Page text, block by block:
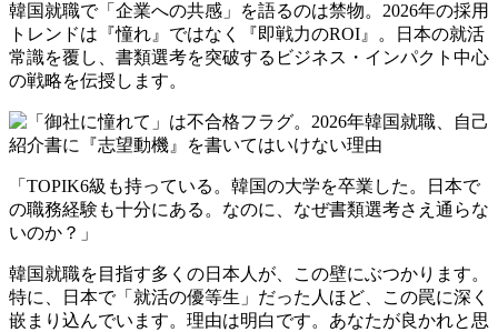
韓国就職で「企業への共感」を語るのは禁物。2026年の採用
トレンドは『憧れ』ではなく『即戦力のROI』。日本の就活
常識を覆し、書類選考を突破するビジネス・インパクト中心
の戦略を伝授します。
「TOPIK6級も持っている。韓国の大学を卒業した。日本で
の職務経験も十分にある。なのに、なぜ書類選考さえ通らな
いのか？」
韓国就職を目指す多くの日本人が、この壁にぶつかります。
特に、日本で「就活の優等生」だった人ほど、この罠に深く
嵌まり込んでいます。理由は明白です。あなたが良かれと思